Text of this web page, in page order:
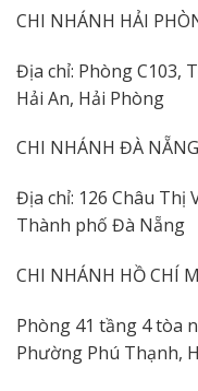
CHI NHÁNH HẢI
Địa chỉ: Phòng C103,
Hải An, Hải Phòng
CHI NHÁNH ĐÀ NẴNG
Địa chỉ: 126 Châu Thị
Thành phố Đà Nẵng
CHI NHÁNH HỒ CHÍ
Phòng 41 tầng 4 tòa
Phường Phú Thạnh,